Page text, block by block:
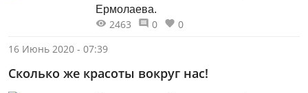
Ермолаева.
2463 0
0
16 Июнь 2020 - 07:39
Сколько же красоты вокруг нас!